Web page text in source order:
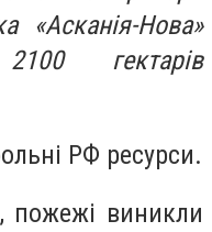
«Асканія-Нова»
гектарів
РФ ресурси.
пожежі виникли